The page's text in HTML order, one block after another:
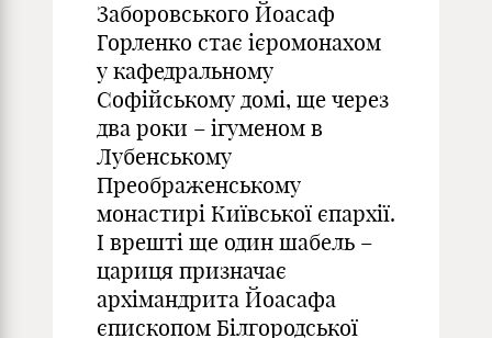
Заборовського Йоасаф
Горленко стає ієромонахом
у кафедральному
Софійському домі, ще через
два роки – ігуменом в
Лубенському
Преображенському
монастирі Київської єпархії.
І врешті ще один шабель –
цариця призначає
архімандрита Йоасафа
єпископом Білгородської